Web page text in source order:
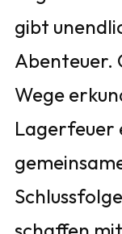
gibt
Abenteuer.
Wege
Lagerfeuer